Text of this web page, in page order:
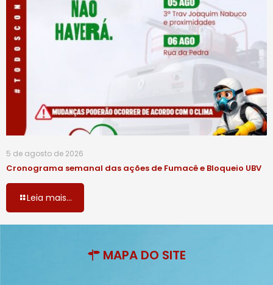
5 de agosto de 2026
Cronograma semanal das ações de Fumacê e Bloqueio UBV
Leia mais...
MAPA DO SITE